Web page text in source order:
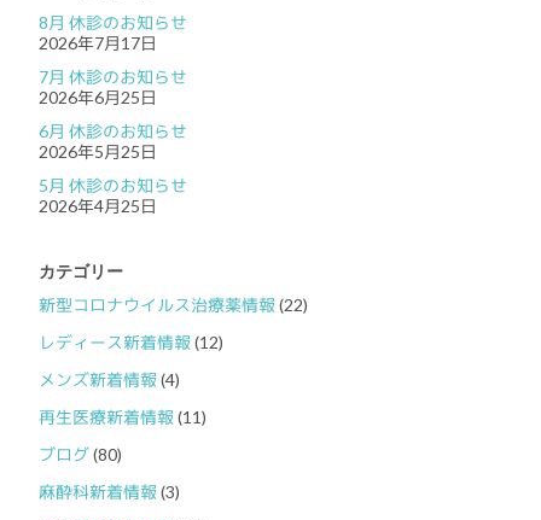
8月 休診のお知らせ
2026年7月17日
7月 休診のお知らせ
2026年6月25日
6月 休診のお知らせ
2026年5月25日
5月 休診のお知らせ
2026年4月25日
カテゴリー
新型コロナウイルス治療薬情報 (22)
レディース新着情報 (12)
メンズ新着情報 (4)
再生医療新着情報 (11)
ブログ(80)
麻酔科新着情報 (3)